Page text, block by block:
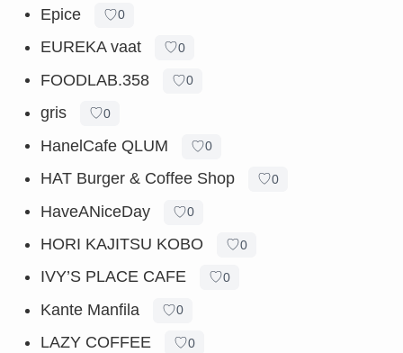
Epice ♡0
EUREKA vaat ♡0
FOODLAB.358 ♡0
gris ♡0
HanelCafe QLUM ♡0
HAT Burger & Coffee Shop ♡0
HaveANiceDay ♡0
HORI KAJITSU KOBO ♡0
IVY’S PLACE CAFE ♡0
Kante Manfila ♡0
LAZY COFFEE ♡0